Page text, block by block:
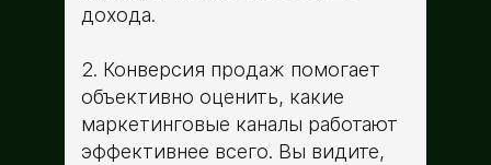
дохода.
2. Конверсия продаж помогает
объективно оценить, какие
маркетинговые каналы работают
эффективнее всего. Вы видите,